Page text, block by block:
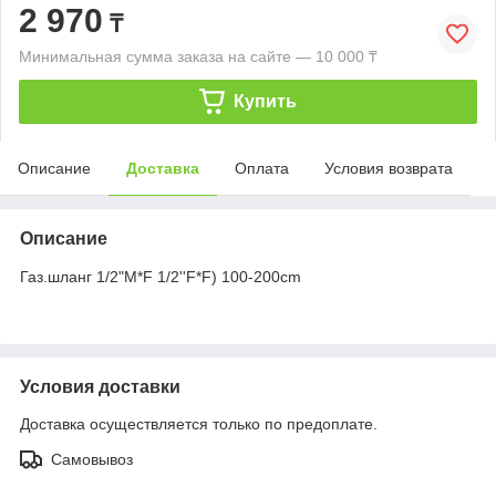
2 970 ₸
Минимальная сумма заказа на сайте — 10 000 ₸
Купить
Описание Доставка Оплата Условия возврата
Описание
Газ.шланг 1/2"M*F 1/2''F*F) 100-200cm
Условия доставки
Доставка осуществляется только по предоплате.
Самовывоз